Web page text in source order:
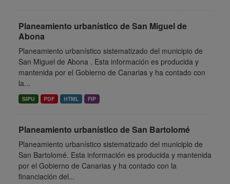
Planeamiento urbanístico de San Miguel de
Abona
Planeamiento urbanístico sistematizado del municipio de
San Miguel de Abona . Esta información es producida y
mantenida por el Gobierno de Canarias y ha contado con
la...
SIPU PDF HTML FIP
Planeamiento urbanístico de San Bartolomé
Planeamiento urbanístico sistematizado del municipio de
San Bartolomé. Esta información es producida y mantenida
por el Gobierno de Canarias y ha contado con la
financiación del...